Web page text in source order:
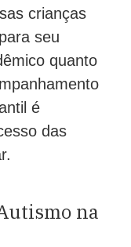
crianças
seu
quanto
é
das
na